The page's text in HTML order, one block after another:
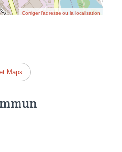
Corriger l’adresse ou la localisation
Maps